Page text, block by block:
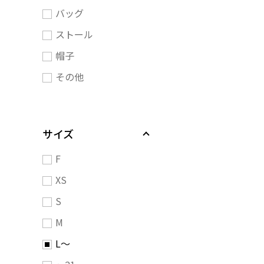
バッグ
ストール
帽子
その他
サイズ
F
XS
S
M
L～